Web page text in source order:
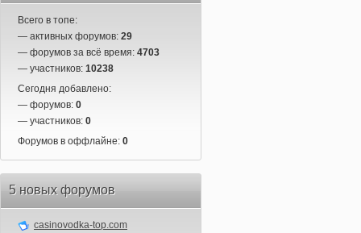
Всего в топе:
— активных форумов: 29
— форумов за всё время: 4703
— участников: 10238
Сегодня добавлено:
— форумов: 0
— участников: 0
Форумов в оффлайне: 0
5 новых форумов
casinovodka-top.com